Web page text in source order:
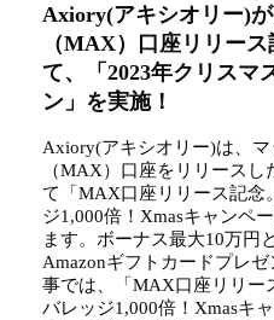
Axiory(アキシオリー)
（MAX）口座リリー
て、「2023年クリスマ
ン」を実施！
Axiory(アキシオリー)は、マ
（MAX）口座をリリースし
て「MAX口座リリース記念
ジ1,000倍！Xmasキャンペ
ます。ボーナス最大10万円
Amazonギフトカードプレ
事では、「MAX口座リリー
バレッジ1,000倍！Xmasキ